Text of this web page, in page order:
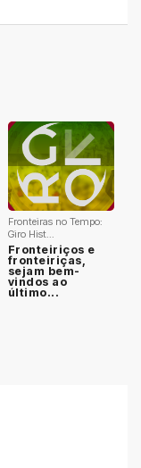
Fronteiras no Tempo:
Giro Hist...
Fronteiriços e
fronteiriças,
sejam bem-
vindos ao
último...